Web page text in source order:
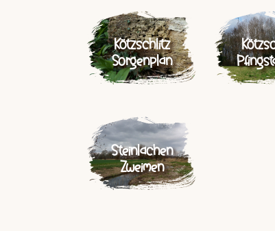
Kötzschlitz
Sorgenplan
Steinlachen
Zweimen